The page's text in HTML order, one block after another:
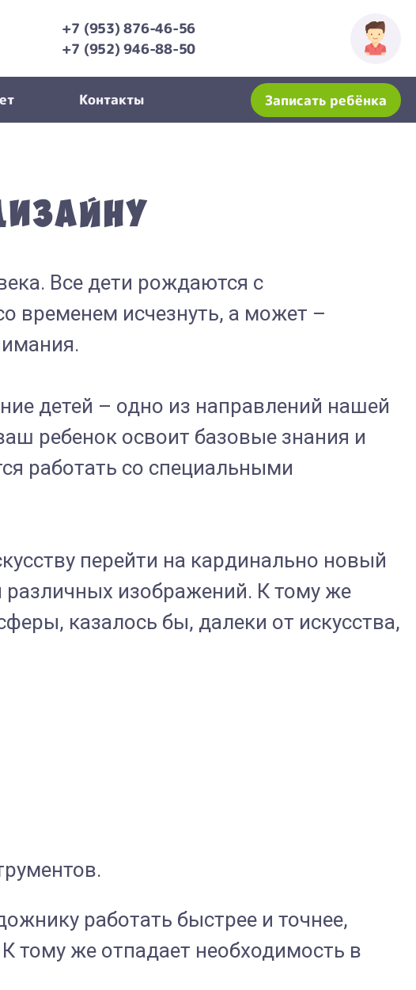
+7 (953) 876-46-56
+7 (952) 946-88-50
Контакты Записать ребёнка
Все дети рождаются с
временем исчезнуть, а может –
детей – одно из направлений нашей
ребенок освоит базовые знания и
работать со специальными
перейти на кардинально новый
различных изображений. К тому же
казалось бы, далеки от искусства,
работать быстрее и точнее,
тому же отпадает необходимость в